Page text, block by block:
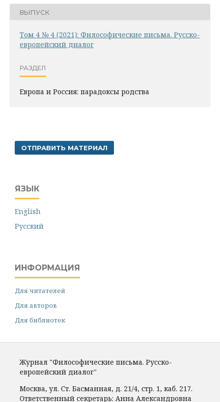
ВЫПУСК
Том 4 № 4 (2021): Философические письма. Русско-
европейский диалог
РАЗДЕЛ
Европа и Россия: парадоксы родства
ОТПРАВИТЬ МАТЕРИАЛ
ЯЗЫК
English
Русский
ИНФОРМАЦИЯ
Для читателей
Для авторов
Для библиотек
Журнал "Философические письма. Русско-
европейский диалог"
Москва, ул. Ст. Басманная, д. 21/4, стр. 1, каб. 217.
Ответственный секретарь: Анна Александровна